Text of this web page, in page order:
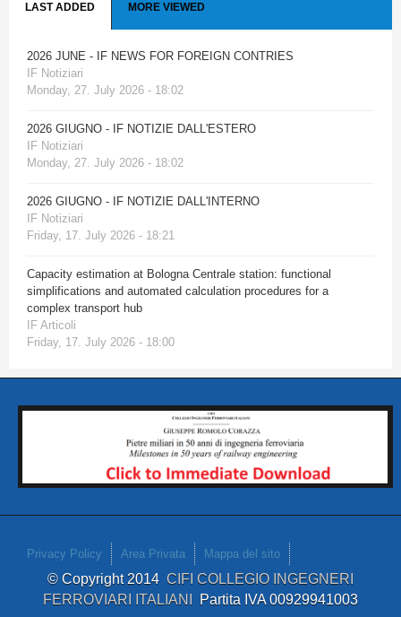
LAST ADDED MORE VIEWED
2026 JUNE - IF NEWS FOR FOREIGN CONTRIES
IF Notiziari
Monday, 27. July 2026 - 18:02
2026 GIUGNO - IF NOTIZIE DALL'ESTERO
IF Notiziari
Monday, 27. July 2026 - 18:02
2026 GIUGNO - IF NOTIZIE DALL'INTERNO
IF Notiziari
Friday, 17. July 2026 - 18:21
Capacity estimation at Bologna Centrale station: functional
simplifications and automated calculation procedures for a
complex transport hub
IF Articoli
Friday, 17. July 2026 - 18:00
Privacy Policy Area Privata Mappa del sito
© Copyright 2014 CIFI COLLEGIO INGEGNERI
FERROVIARI ITALIANI Partita IVA 00929941003